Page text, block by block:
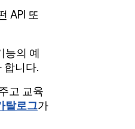
API 또
능의 예
합니다.
고 교육
탈로그가